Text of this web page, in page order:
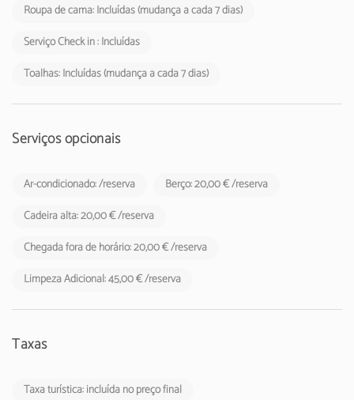
Roupa de cama: Incluídas (mudança a cada 7 dias)
Serviço Check in : Incluídas
Toalhas: Incluídas (mudança a cada 7 dias)
Serviços opcionais
Ar-condicionado: /reserva
Berço: 20,00 € /reserva
Cadeira alta: 20,00 € /reserva
Chegada fora de horário: 20,00 € /reserva
Limpeza Adicional: 45,00 € /reserva
Taxas
Taxa turística: incluída no preço final